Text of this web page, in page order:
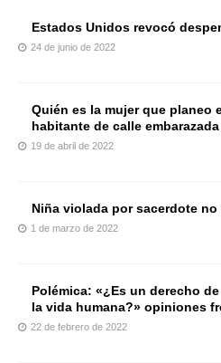
Estados Unidos revocó
24 de junio de 2022
Quién es la mujer que planeo
habitante de calle
19 de abril de 2022
Niña violada por sacerdote no
1 de marzo de 2022
Polémica: «¿Es un derecho
la vida humana?» opiniones
22 de febrero de 2022